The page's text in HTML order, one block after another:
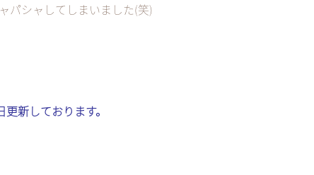
パシャしてしまいました(笑)
新しております。